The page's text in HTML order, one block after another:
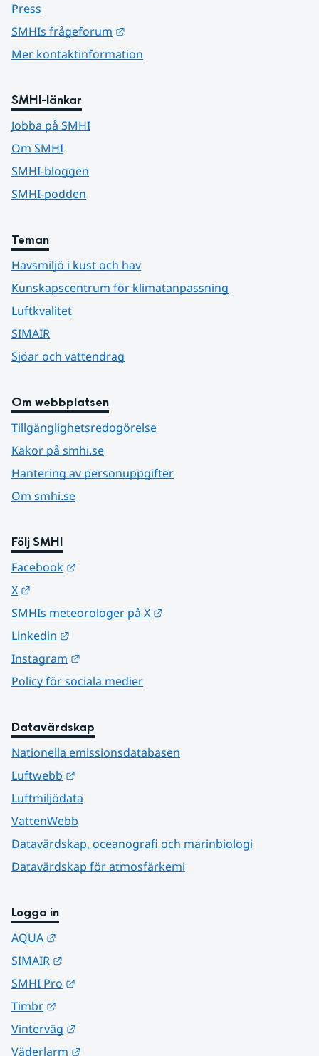
Press
SMHIs frågeforum
Mer kontaktinformation
SMHI-länkar
Jobba på SMHI
Om SMHI
SMHI-bloggen
SMHI-podden
Teman
Havsmiljö i kust och hav
Kunskapscentrum för klimatanpassning
Luftkvalitet
SIMAIR
Sjöar och vattendrag
Om webbplatsen
Tillgänglighetsredogörelse
Kakor på smhi.se
Hantering av personuppgifter
Om smhi.se
Följ SMHI
Facebook
X
SMHIs meteorologer på X
Linkedin
Instagram
Policy för sociala medier
Datavärdskap
Nationella emissionsdatabasen
Luftwebb
Luftmiljödata
VattenWebb
Datavärdskap, oceanografi och marinbiologi
Datavärdskap för atmosfärkemi
Logga in
AQUA
SIMAIR
SMHI Pro
Timbr
Vinterväg
Väderlarm